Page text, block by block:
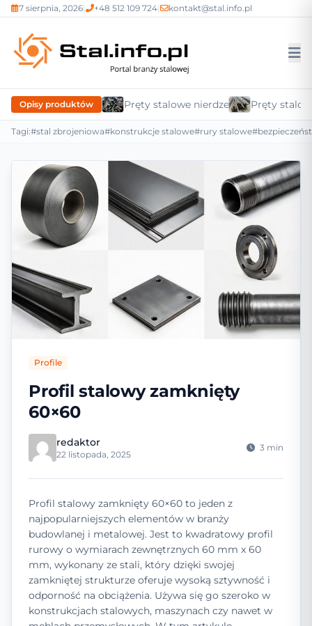
7 sierpnia, 2026| +48 512 109 724| kontakt@stal.info.pl
Opisy produktów Pręty stalowe nierdzewnePręty
Tagi:#stal zbrojeniowa#konstrukcje stalowe#rury stalowe
Profile
Profil stalowy zamknięty
60×60
redaktor
22 listopada, 2025
3 min
Profil stalowy zamknięty 60×60 to jeden z
najpopularniejszych elementów w branży
budowlanej i metalowej. Jest to kwadratowy profil
rurowy o wymiarach zewnętrznych 60 mm x 60
mm, wykonany ze stali, który dzięki swojej
zamkniętej strukturze oferuje wysoką sztywność i
odporność na obciążenia. Używa się go szeroko w
konstrukcjach stalowych, maszynach czy nawet w